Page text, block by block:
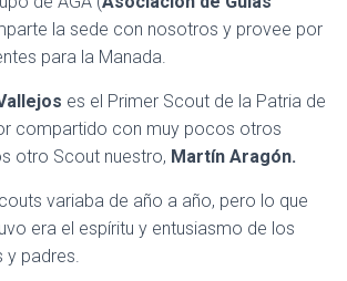
la sede con nosotros y provee por
para la Manada.
es el Primer Scout de la Patria de
compartido con muy pocos otros
otro Scout nuestro, Martín Aragón.
variaba de año a año, pero lo que
era el espíritu y entusiasmo de los
y padres.